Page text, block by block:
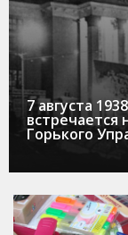
7 августа
встречается
Горького